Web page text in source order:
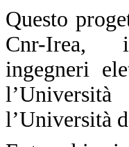
Questo
Cnr-Irea,
ingegneri
l’Università